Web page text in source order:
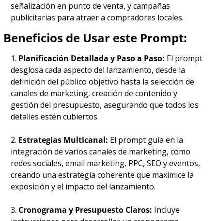
señalización en punto de venta, y campañas
publicitarias para atraer a compradores locales.
Beneficios de Usar este Prompt:
1. Planificación Detallada y Paso a Paso: El prompt
desglosa cada aspecto del lanzamiento, desde la
definición del público objetivo hasta la selección de
canales de marketing, creación de contenido y
gestión del presupuesto, asegurando que todos los
detalles estén cubiertos.
2. Estrategias Multicanal: El prompt guía en la
integración de varios canales de marketing, como
redes sociales, email marketing, PPC, SEO y eventos,
creando una estrategia coherente que maximice la
exposición y el impacto del lanzamiento.
3. Cronograma y Presupuesto Claros: Incluye